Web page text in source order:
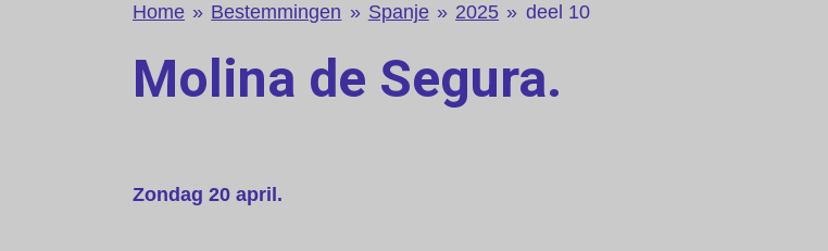
Home » Bestemmingen » Spanje » 2025 » deel 10
Molina de Segura.
Zondag 20 april.